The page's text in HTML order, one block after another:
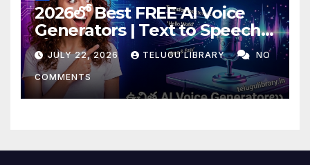
2026లో Best FREE AI Voice
Generators | Text to Speech
కోసం Top 4 AI Tools
JULY 22, 2026 TELUGU LIBRARY NO
COMMENTS